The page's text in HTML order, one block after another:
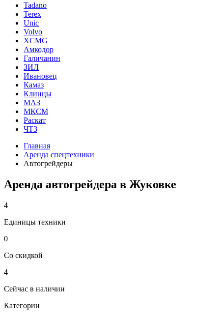
Tadano
Terex
Unic
Volvo
XCMG
Амкодор
Галичанин
ЗИЛ
Ивановец
Камаз
Клинцы
МАЗ
МКСМ
Раскат
ЧТЗ
Главная
Аренда спецтехники
Автогрейдеры
Аренда автогрейдера в Жуковке
4
Единицы техники
0
Со скидкой
4
Сейчас в наличии
Категории